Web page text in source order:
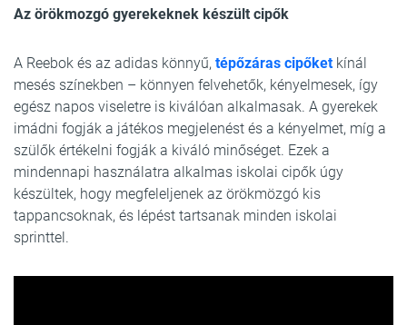
Az örökmozgó gyerekeknek készült cipők
A Reebok és az adidas könnyű, tépőzáras cipőketkínál
mesés színekben – könnyen felvehetők, kényelmesek, így
egész napos viseletre is kiválóan alkalmasak. A gyerekek
imádni fogják a játékos megjelenést és a kényelmet, míg a
szülők értékelni fogják a kiváló minőséget. Ezek a
mindennapi használatra alkalmas iskolai cipők úgy
készültek, hogy megfeleljenek az örökmözgó kis
tappancsoknak, és lépést tartsanak minden iskolai
sprinttel.